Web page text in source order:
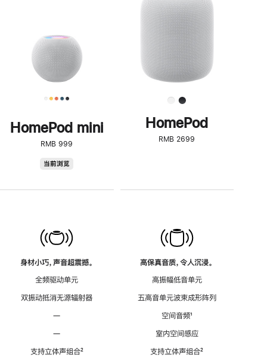
HomePod mini
RMB 999
当前浏览
身材小巧，声音超震撼。
全频驱动单元
双振动抵消无源辐射器
—
—
支持立体声组合脚
²
了
解
HomePod<
HomePod
RMB 2699
高保真音质，令人沉浸。
高振幅低音单元
五高音单元波束成形阵列
空间音频脚
¹
室内空间感应
支持立体声组合脚
²